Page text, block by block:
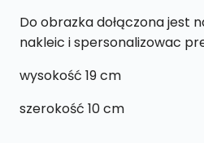
Do obrazka dołączona jest
nakleic i spersonalizowac
wysokość 19 cm
szerokość 10 cm